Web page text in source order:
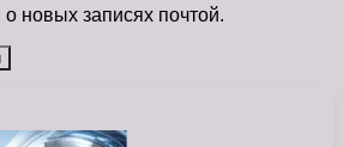
новых записях почтой.